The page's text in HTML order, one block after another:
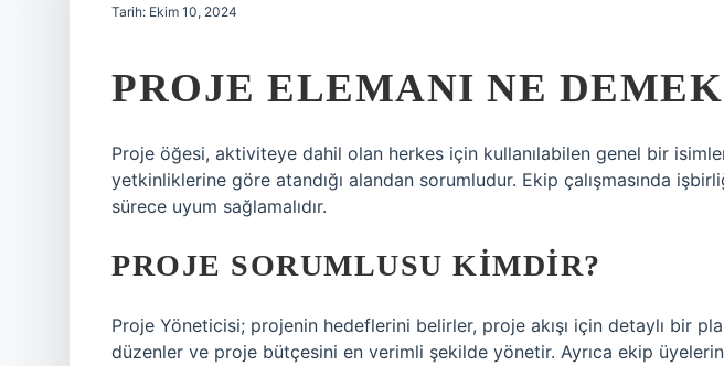
Tarih: Ekim 10, 2024
PROJE ELEMANI NE
Proje öğesi, aktiviteye dahil olan herkes için kullanılabilen genel bir
yetkinliklerine göre atandığı alandan sorumludur. Ekip çalışmasında
sürece uyum sağlamalıdır.
PROJE SORUMLUSU KIMDIR?
Proje Yöneticisi; projenin hedeflerini belirler, proje akışı için detaylı bir
düzenler ve proje bütçesini en verimli şekilde yönetir. Ayrıca ekip